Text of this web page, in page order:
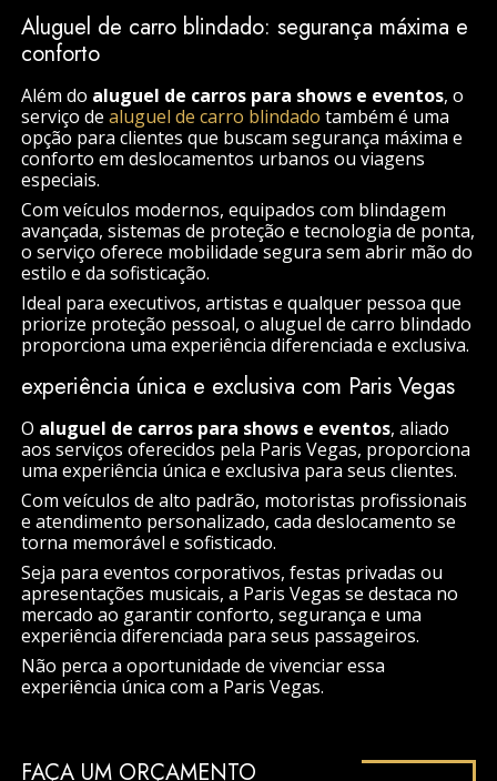
Aluguel de carro blindado: segurança máxima e
conforto
Além do aluguel de carros para shows e eventos, o
serviço dealuguel de carro blindado também é uma
opção para clientes que buscam segurança máxima e
conforto em deslocamentos urbanos ou viagens
especiais.
Com veículos modernos, equipados com blindagem
avançada, sistemas de proteção e tecnologia de ponta,
o serviço oferece mobilidade segura sem abrir mão do
estilo e da sofisticação.
Ideal para executivos, artistas e qualquer pessoa que
priorize proteção pessoal, o aluguel de carro blindado
proporciona uma experiência diferenciada e exclusiva.
experiência única e exclusiva com Paris Vegas
O aluguel de carros para shows e eventos, aliado
aos serviços oferecidos pela Paris Vegas, proporciona
uma experiência única e exclusiva para seus clientes.
Com veículos de alto padrão, motoristas profissionais
e atendimento personalizado, cada deslocamento se
torna memorável e sofisticado.
Seja para eventos corporativos, festas privadas ou
apresentações musicais, a Paris Vegas se destaca no
mercado ao garantir conforto, segurança e uma
experiência diferenciada para seus passageiros.
Não perca a oportunidade de vivenciar essa
experiência única com a Paris Vegas.
FAÇA UM ORÇAMENTO